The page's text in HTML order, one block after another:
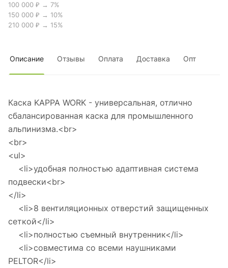
100 000 ₽ → 7%
150 000 ₽ → 10%
210 000 ₽ → 15%
Описание Отзывы Оплата Доставка Опт
Каска KAPPA WORK - универсальная, отлично
сбалансированная каска для промышленного
альпинизма.<br>
<br>
<ul>
<li>удобная полностью адаптивная система
подвески<br>
</li>
<li>8 вентиляционных отверстий защищенных
сеткой</li>
<li>полностью съемный внутренник</li>
<li>совместима со всеми наушниками
PELTOR</li>